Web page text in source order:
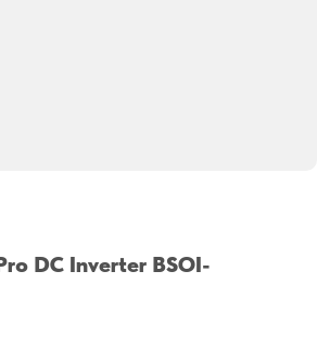
DC Inverter BSOI-